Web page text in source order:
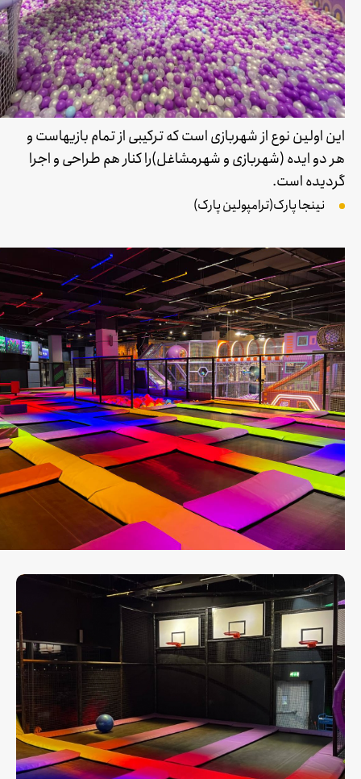
این اولین نوع از شهربازی است که ترکیبی از تمام بازیهاست و
هر دو ایده (شهربازی و شهرمشاغل)را کنار هم طراحی و اجرا
گردیده است.
نینجا پارک(ترامپولین پارک)